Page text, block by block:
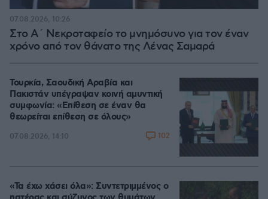
Στο Α΄ Νεκροταφείο το μνημόσυνο για τον έναν
χρόνο από τον θάνατο της Λένας Σαμαρά
07.08.2026, 10:26
Τουρκία, Σαουδική Αραβία και
Πακιστάν υπέγραψαν κοινή αμυντική
συμφωνία: «Επίθεση σε έναν θα
θεωρείται επίθεση σε όλους»
07.08.2026, 14:10 102
«Τα έχω χάσει όλα»: Συντετριμμένος ο